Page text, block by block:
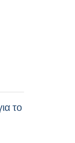
το